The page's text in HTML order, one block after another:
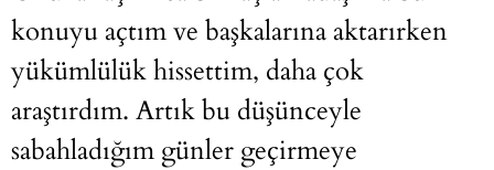
konuyu açtım ve başkalarına aktarırken
yükümlülük hissettim, daha çok
araştırdım. Artık bu düşünceyle
sabahladığım günler geçirmeye